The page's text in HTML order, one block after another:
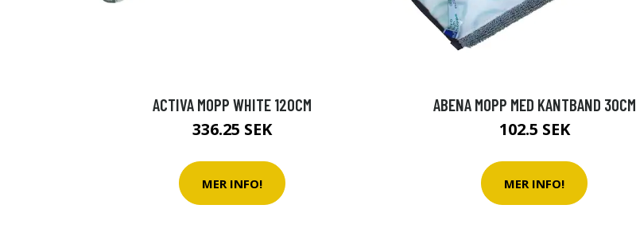
ACTIVA MOPP WHITE 120CM
336.25 SEK
MER INFO!
ABENA MOPP MED KANTBAND 30CM
102.5 SEK
MER INFO!